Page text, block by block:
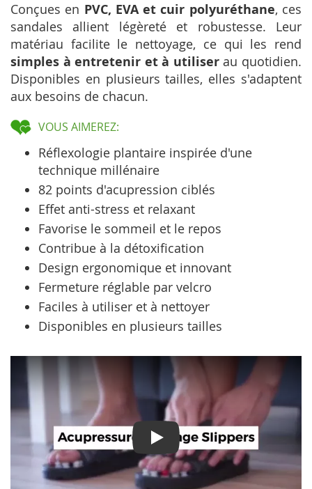
Conçues en PVC, EVA et cuir polyuréthane, ces
sandales allient légèreté et robustesse. Leur
matériau facilite le nettoyage, ce qui les rend
simples à entretenir et à utiliserau quotidien.
Disponibles en plusieurs tailles, elles s'adaptent
aux besoins de chacun.
VOUS AIMEREZ:
Réflexologie plantaire inspirée d'une
technique millénaire
82 points d'acupression ciblés
Effet anti-stress et relaxant
Favorise le sommeil et le repos
Contribue à la détoxification
Design ergonomique et innovant
Fermeture réglable par velcro
Faciles à utiliser et à nettoyer
Disponibles en plusieurs tailles
Play